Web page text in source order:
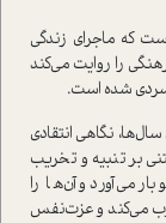
كه ماجراي زندگي
را روایت می‌کند
نگاهی انتقادي
بر تنبيه و تخريب
مي‌آورد و آن‌ها را
مي‌كند و عزت‌نفس